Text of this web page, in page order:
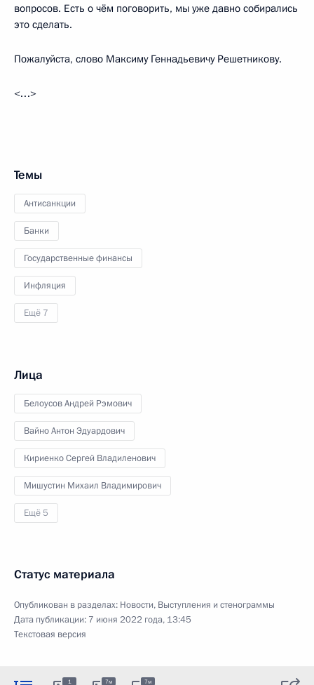
вопросов. Есть о чём поговорить, мы уже давно собирались
это сделать.
Пожалуйста, слово Максиму Геннадьевичу Решетникову.
<…>
Темы
Антисанкции
Банки
Государственные финансы
Инфляция
Ещё 7
Лица
Белоусов Андрей Рэмович
Вайно Антон Эдуардович
Кириенко Сергей Владиленович
Мишустин Михаил Владимирович
Ещё 5
Статус материала
Опубликован в разделах: Новости, Выступления и стенограммы
Дата публикации: 7 июня 2022 года, 13:45
Текстовая версия
1 7м 7м